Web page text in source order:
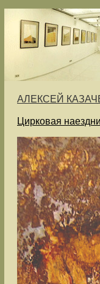
АЛЕКСЕЙ
Цирковая